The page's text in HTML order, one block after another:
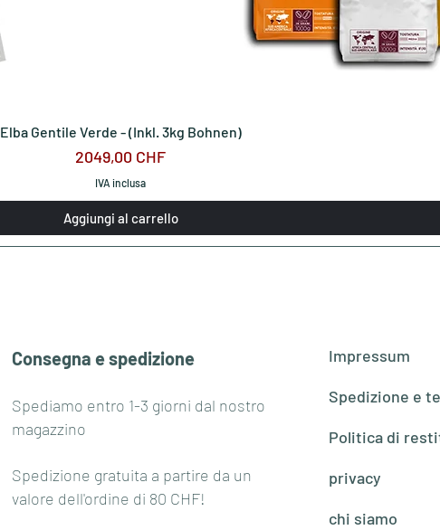
Elba Gentile Verde - (Inkl. 3kg Bohnen)
Prezzo
2049,00 CHF
IVA inclusa
Aggiungi al carrello
Consegna e spedizione
Spediamo entro 1-3 giorni dal nostro
magazzino
Spedizione gratuita a partire da un
valore dell'ordine di 80 CHF!
Impressum
Spedizione e
Politica di
privacy
chi siamo